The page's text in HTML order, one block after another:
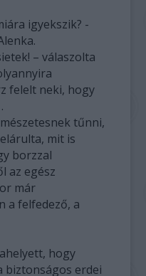
igyekszik? -
– válaszolta
felelt neki, hogy
tűnni,
mit is
borzzal
az egész
már
a felfedező, a
hogy
biztonságos erdei